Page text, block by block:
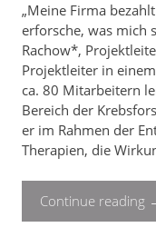
„Meine Firma
erforsche, was mich
Rachow*,
Projektleiter in
ca. 80 Mitarbeitern
Bereich der
er im Rahmen der
Therapien, die
Continue reading